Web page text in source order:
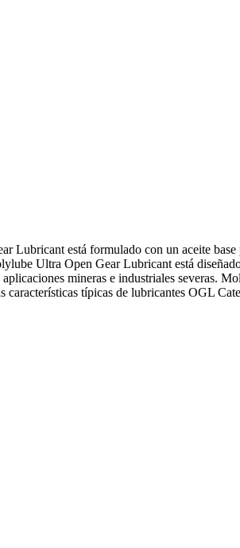
Lubricant está formulado con un aceite
Ultra Open Gear Lubricant está
mineras e industriales severas.
típicas de lubricantes OGL